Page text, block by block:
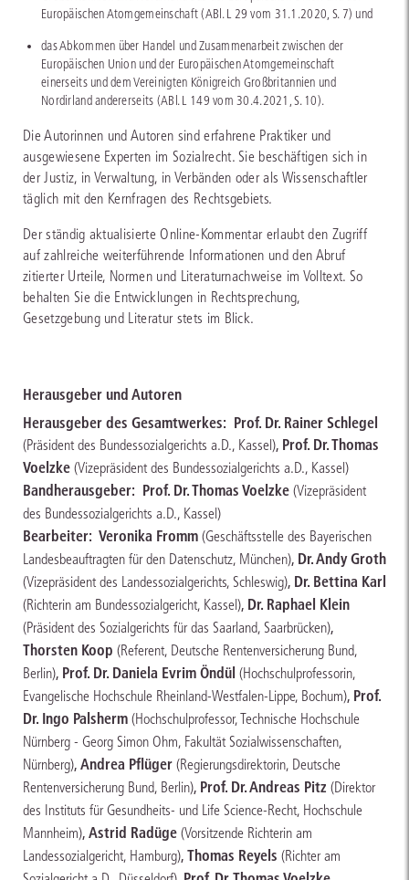
Europäischen Atomgemeinschaft (ABl. L 29 vom 31.1.2020, S. 7) und
das Abkommen über Handel und Zusammenarbeit zwischen der
Europäischen Union und der Europäischen Atomgemeinschaft
einerseits und dem Vereinigten Königreich Großbritannien und
Nordirland andererseits (ABl. L 149 vom 30.4.2021, S. 10).
Die Autorinnen und Autoren sind erfahrene Praktiker und
ausgewiesene Experten im Sozialrecht. Sie beschäftigen sich in
der Justiz, in Verwaltung, in Verbänden oder als Wissenschaftler
täglich mit den Kernfragen des Rechtsgebiets.
Der ständig aktualisierte Online-Kommentar erlaubt den Zugriff
auf zahlreiche weiterführende Informationen und den Abruf
zitierter Urteile, Normen und Literaturnachweise im Volltext. So
behalten Sie die Entwicklungen in Rechtsprechung,
Gesetzgebung und Literatur stets im Blick.
Herausgeber und Autoren
Herausgeber des Gesamtwerkes: Prof. Dr. Rainer Schlegel
(Präsident des Bundessozialgerichts a.D., Kassel), Prof. Dr. Thomas
Voelzke (Vizepräsident des Bundessozialgerichts a.D., Kassel)
Bandherausgeber: Prof. Dr. Thomas Voelzke (Vizepräsident
des Bundessozialgerichts a.D., Kassel)
Bearbeiter: Veronika Fromm (Geschäftsstelle des Bayerischen
Landesbeauftragten für den Datenschutz, München), Dr. Andy Groth
(Vizepräsident des Landessozialgerichts, Schleswig), Dr. Bettina Karl
(Richterin am Bundessozialgericht, Kassel), Dr. Raphael Klein
(Präsident des Sozialgerichts für das Saarland, Saarbrücken),
Thorsten Koop (Referent, Deutsche Rentenversicherung Bund,
Berlin), Prof. Dr. Daniela Evrim Öndül (Hochschulprofessorin,
Evangelische Hochschule Rheinland-Westfalen-Lippe, Bochum), Prof.
Dr. Ingo Palsherm (Hochschulprofessor, Technische Hochschule
Nürnberg - Georg Simon Ohm, Fakultät Sozialwissenschaften,
Nürnberg), Andrea Pflüger (Regierungsdirektorin, Deutsche
Rentenversicherung Bund, Berlin), Prof. Dr. Andreas Pitz (Direktor
des Instituts für Gesundheits- und Life Science-Recht, Hochschule
Mannheim), Astrid Radüge (Vorsitzende Richterin am
Landessozialgericht, Hamburg), Thomas Reyels (Richter am